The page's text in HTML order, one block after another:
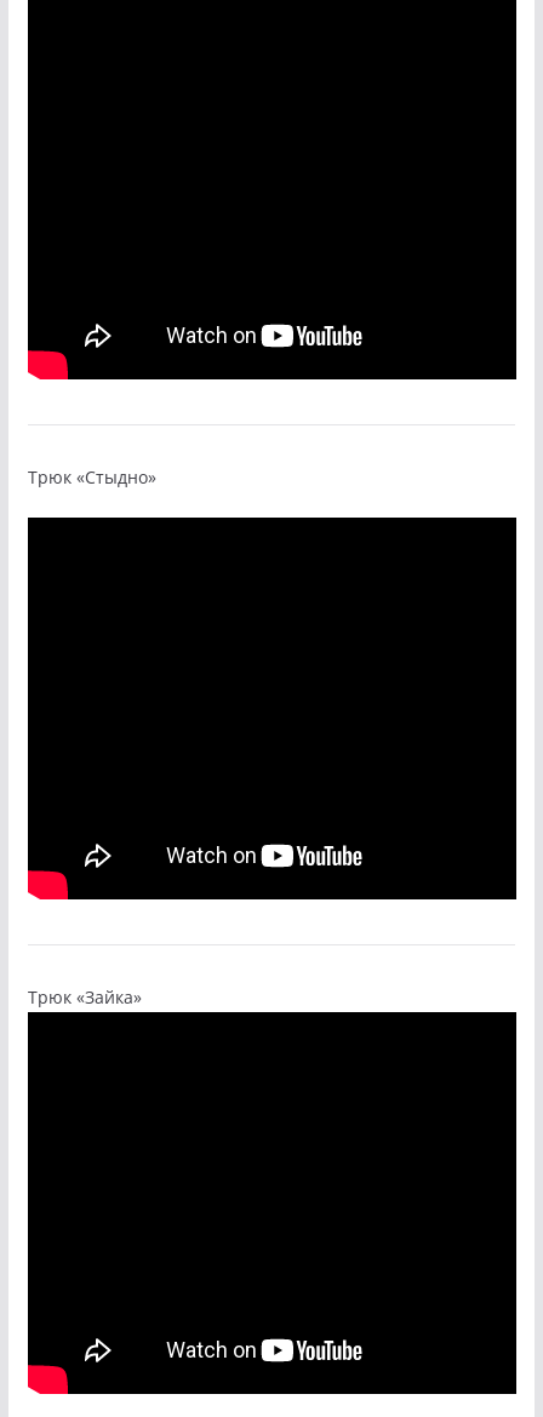
Трюк «Стыдно»
Трюк «Зайка»